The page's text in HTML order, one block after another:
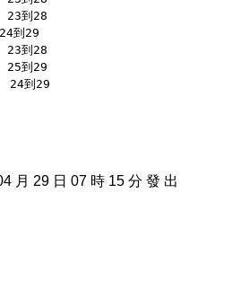
23到28
到29
23到28
25到29
24到29
月 29 日 07 時 15 分 發 出